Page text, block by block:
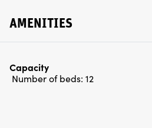
AMENITIES
Capacity
Number of beds: 12